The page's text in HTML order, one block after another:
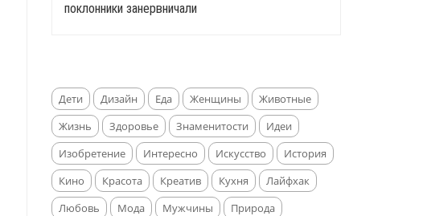
поклонники занервничали
Дети Дизайн Еда Женщины
Животные
Жизнь
Здоровье Знаменитости
Идеи
Изобретение
Интересно Искусство
История
Кино
Красота Креатив Кухня
Лайфхак
Любовь
Мода Мужчины
Природа